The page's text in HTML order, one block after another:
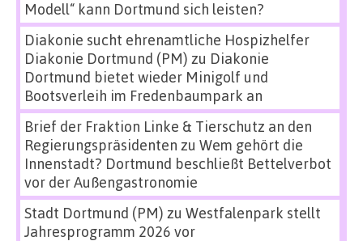
Modell“ kann Dortmund sich leisten?
Diakonie sucht ehrenamtliche Hospizhelfer
Diakonie Dortmund (PM) zu Diakonie
Dortmund bietet wieder Minigolf und
Bootsverleih im Fredenbaumpark an
Brief der Fraktion Linke & Tierschutz an den
Regierungspräsidenten zu Wem gehört die
Innenstadt? Dortmund beschließt Bettelverbot
vor der Außengastronomie
Stadt Dortmund (PM) zu Westfalenpark stellt
Jahresprogramm 2026 vor